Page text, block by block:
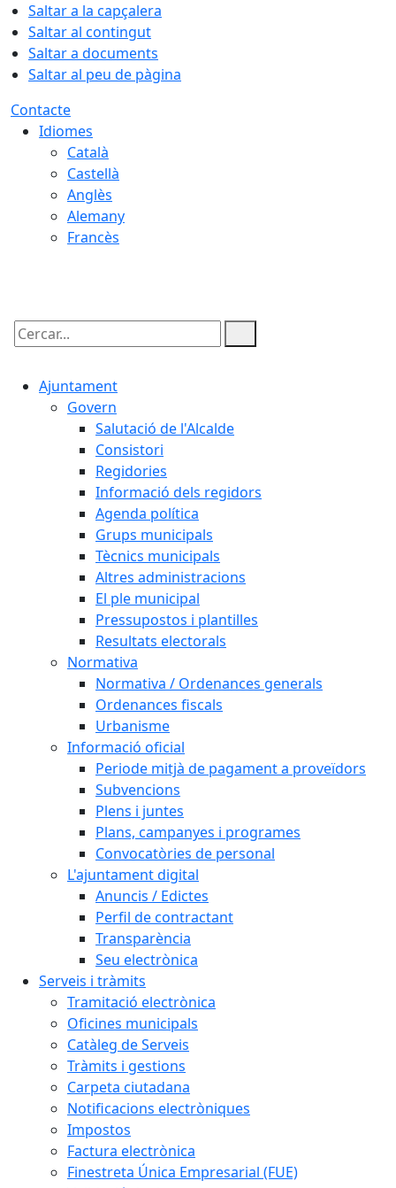
Saltar a la capçalera
Saltar al contingut
Saltar a documents
Saltar al peu de pàgina
Contacte
Idiomes
Català
Castellà
Anglès
Alemany
Francès
Cercar:
Ajuntament
Govern
Salutació de l'Alcalde
Consistori
Regidories
Informació dels regidors
Agenda política
Grups municipals
Tècnics municipals
Altres administracions
El ple municipal
Pressupostos i plantilles
Resultats electorals
Normativa
Normativa / Ordenances generals
Ordenances fiscals
Urbanisme
Informació oficial
Periode mitjà de pagament a proveïdors
Subvencions
Plens i juntes
Plans, campanyes i programes
Convocatòries de personal
L'ajuntament digital
Anuncis / Edictes
Perfil de contractant
Transparència
Seu electrònica
Serveis i tràmits
Tramitació electrònica
Oficines municipals
Catàleg de Serveis
Tràmits i gestions
Carpeta ciutadana
Notificacions electròniques
Impostos
Factura electrònica
Finestreta Única Empresarial (FUE)